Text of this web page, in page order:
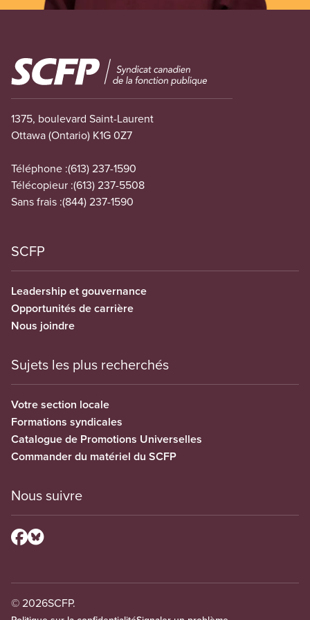
Image
1375, boulevard Saint-Laurent
Ottawa (Ontario) K1G 0Z7
Téléphone :(613) 237-1590
Télécopieur :(613) 237-5508
Sans frais :(844) 237-1590
SCFP
Leadership et gouvernance
Opportunités de carrière
Nous joindre
Sujets les plus recherchés
Votre section locale
Formations syndicales
Catalogue de Promotions Universelles
Commander du matériel du SCFP
Nous suivre
© 2026SCFP.